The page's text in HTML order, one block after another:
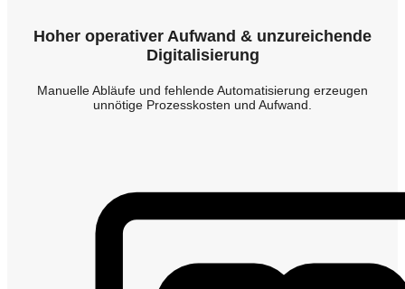
Hoher operativer Aufwand & unzureichende
Digitalisierung
Manuelle Abläufe und fehlende Automatisierung erzeugen
unnötige Prozesskosten und Aufwand.